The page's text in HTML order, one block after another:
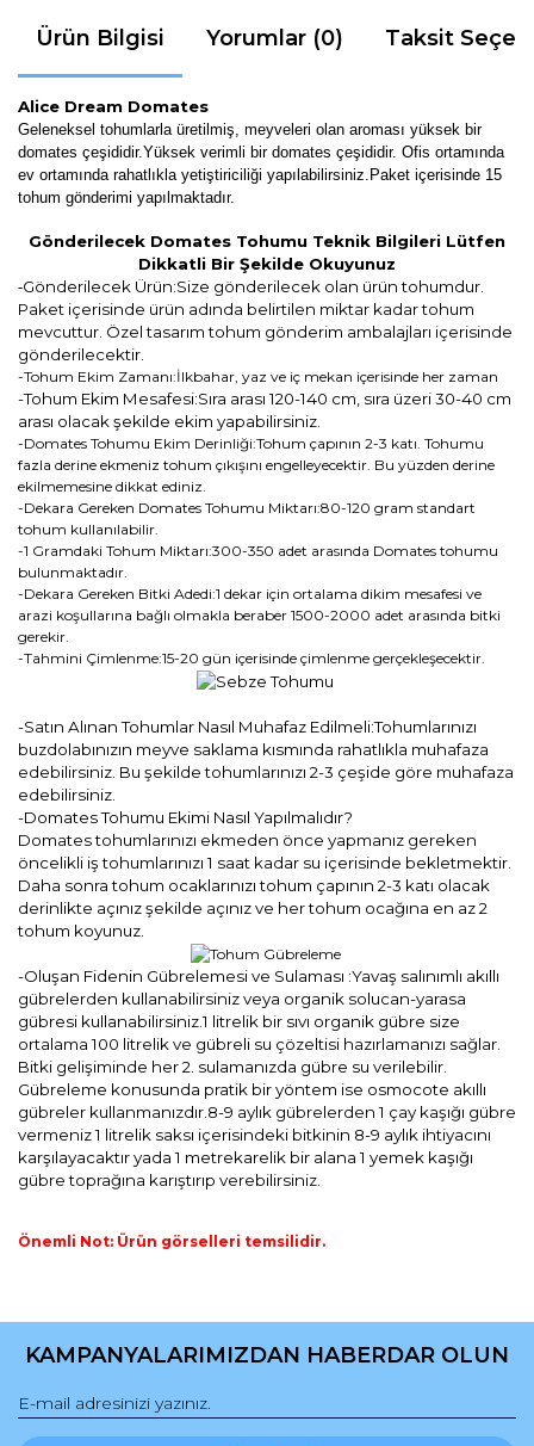
Ürün Bilgisi Yorumlar (0) Taksit
Alice Dream Domates
Geleneksel tohumlarla üretilmiş, meyveleri olan aroması yüksek bir
domates çeşididir.Yüksek verimli bir domates çeşididir. Ofis ortamında
ev ortamında rahatlıkla yetiştiriciliği yapılabilirsiniz .Paket içerisinde 15
tohum gönderimi yapılmaktadır.
Gönderilecek Domates Tohumu Teknik Bilgileri Lütfen
Dikkatli Bir Şekilde Okuyunuz
-Gönderilecek Ürün:Size gönderilecek olan ürün tohumdur.
Paket içerisinde ürün adında belirtilen miktar kadar tohum
mevcuttur. Özel tasarım tohum gönderim ambalajları içerisinde
gönderilecektir.
-Tohum Ekim Zamanı:İlkbahar, yaz ve iç mekan içerisinde her zaman
-Tohum Ekim Mesafesi:Sıra arası 120-140 cm, sıra üzeri 30-40 cm
arası olacak şekilde ekim yapabilirsiniz.
-Domates Tohumu Ekim Derinliği:Tohum çapının 2-3 katı. Tohumu
fazla derine ekmeniz tohum çıkışını engelleyecektir. Bu yüzden derine
ekilmemesine dikkat ediniz.
-Dekara Gereken Domates Tohumu Miktarı:80-120 gram standart
tohum kullanılabilir.
-1 Gramdaki Tohum Miktarı:300-350 adet arasında Domates tohumu
bulunmaktadır.
-Dekara Gereken Bitki Adedi:1 dekar için ortalama dikim mesafesi ve
arazi koşullarına bağlı olmakla beraber 1500-2000 adet arasında bitki
gerekir.
-Tahmini Çimlenme:15-20 gün içerisinde çimlenme gerçekleşecektir.
-Satın Alınan Tohumlar Nasıl Muhafaz Edilmeli:Tohumlarınızı
buzdolabınızın meyve saklama kısmında rahatlıkla muhafaza
edebilirsiniz. Bu şekilde tohumlarınızı 2-3 çeşide göre muhafaza
edebilirsiniz.
-Domates Tohumu Ekimi Nasıl Yapılmalıdır?
Domates tohumlarınızı ekmeden önce yapmanız gereken
öncelikli iş tohumlarınızı 1 saat kadar su içerisinde bekletmektir.
Daha sonra tohum ocaklarınızı tohum çapının 2-3 katı olacak
derinlikte açınız şekilde açınız ve her tohum ocağına en az 2
tohum koyunuz.
-Oluşan Fidenin Gübrelemesi ve Sulaması :Yavaş salınımlı akıllı
gübrelerden kullanabilirsiniz veya organik solucan-yarasa
gübresi kullanabilirsiniz.1 litrelik bir sıvı organik gübre size
ortalama 100 litrelik ve gübreli su çözeltisi hazırlamanızı sağlar.
Bitki gelişiminde her 2. sulamanızda gübre su verilebilir.
Gübreleme konusunda pratik bir yöntem ise osmocote akıllı
gübreler kullanmanızdır.8-9 aylık gübrelerden 1 çay kaşığı gübre
vermeniz 1 litrelik saksı içerisindeki bitkinin 8-9 aylık ihtiyacını
karşılayacaktır yada 1 metrekarelik bir alana 1 yemek kaşığı
gübre toprağına karıştırıp verebilirsiniz.
Önemli Not: Ürün görselleri temsilidir.
konularda yetersiz gördüğünüz noktaları öneri formunu
Görüş ve önerileriniz için teşekkür ederiz.
Ürün resmi kalitesiz, bozuk veya görüntülenemiyor.
KAMPANYALARIMIZDAN HABERDAR OLUN